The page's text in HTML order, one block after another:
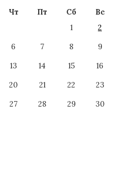
Чт Пт Сб
Вс
1
2
6 7 8
9
13 14 15
16
20 21 22
23
27 28 29
30